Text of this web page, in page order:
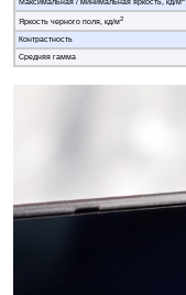
Максимальная / минимальная яркость, кд/м
Яркость черного поля, кд/м2
Контрастность
Средняя гамма